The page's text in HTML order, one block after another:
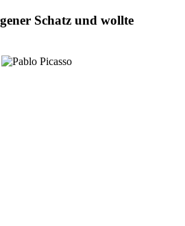
Schatz und wollte